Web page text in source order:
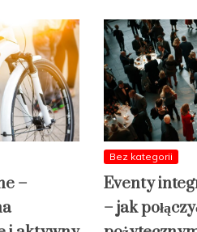
–
Bez kategorii
Eventy
– jak